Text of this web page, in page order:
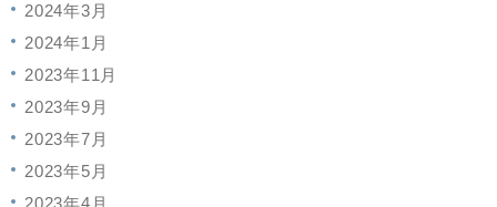
2024年3月
2024年1月
2023年11月
2023年9月
2023年7月
2023年5月
2023年4月